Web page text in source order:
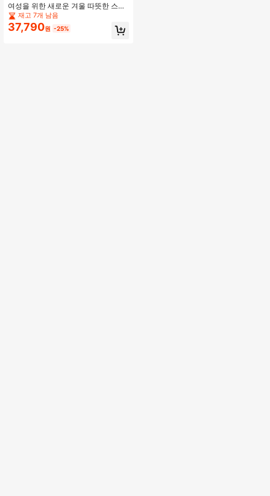
여성을 위한 새로운 겨울 따뜻한 스노
우 부츠, 야외 스포츠 두꺼운 미드-카
프 플랫 힐 슈즈
재고 7개 남음
37,790원 -25%